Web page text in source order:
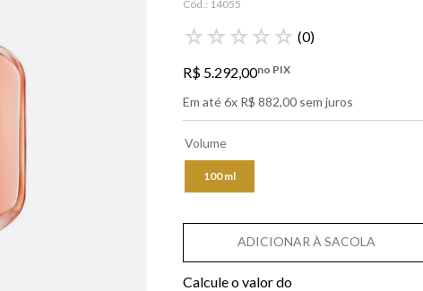
Cód.: 14055
☆ ☆ ☆ ☆ ☆ (0)
R$ 5.292,00no PIX
Em até6x R$ 882,00 sem juros
Volume
100 ml
ADICIONAR À SACOLA